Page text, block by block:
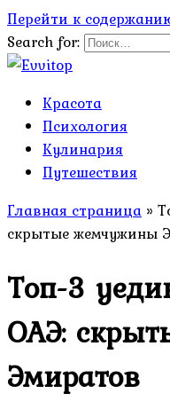
Перейти к
Search for:
Красота
Психология
Кулинария
Путешествия
Главная страница »
скрытые жемчужины
Топ-3
ОАЭ:
Эмиратов